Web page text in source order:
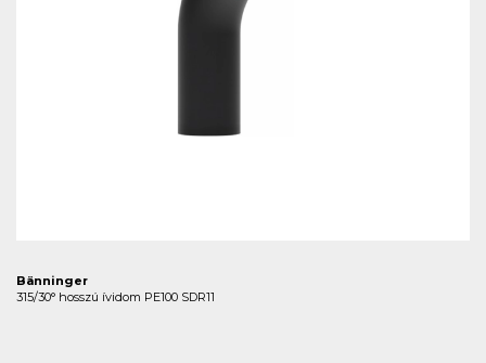
Bänninger
315/30° hosszú ívidom PE100 SDR11